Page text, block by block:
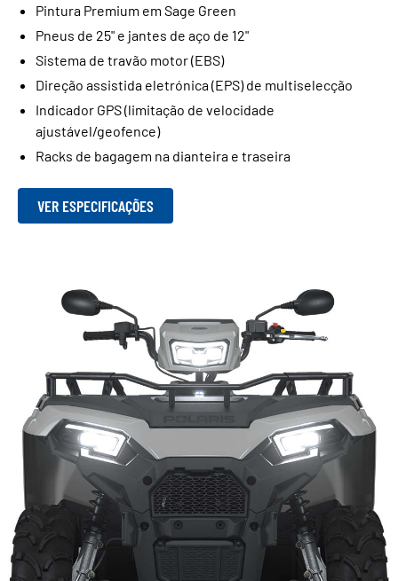
Pintura Premium em Sage Green
Pneus de 25" e jantes de aço de 12"
Sistema de travão motor (EBS)
Direção assistida eletrónica (EPS) de multiselecção
Indicador GPS (limitação de velocidade
ajustável/geofence)
Racks de bagagem na dianteira e traseira
VER ESPECIFICAÇÕES